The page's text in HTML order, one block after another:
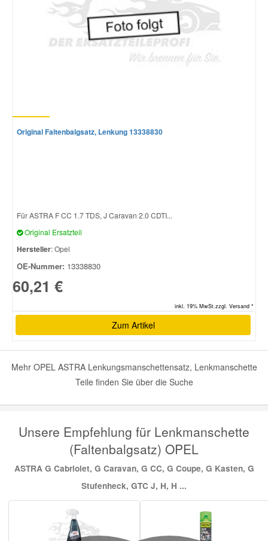
Original Faltenbalgsatz, Lenkung 13338830
Für ASTRA F CC 1.7 TDS, J Caravan 2.0 CDTI...
Original Ersatzteil
Hersteller: Opel
OE-Nummer: 13338830
60,21 €
inkl. 19% MwSt.zzgl. Versand *
Zum Artikel
Mehr OPEL ASTRA Lenkungsmanschettensatz, Lenkmanschette
Teile finden Sie über die Suche
Unsere Empfehlung für Lenkmanschette
(Faltenbalgsatz) OPEL
ASTRA G Cabriolet, G Caravan, G CC, G Coupe, G Kasten, G
Stufenheck, GTC J, H, H ...